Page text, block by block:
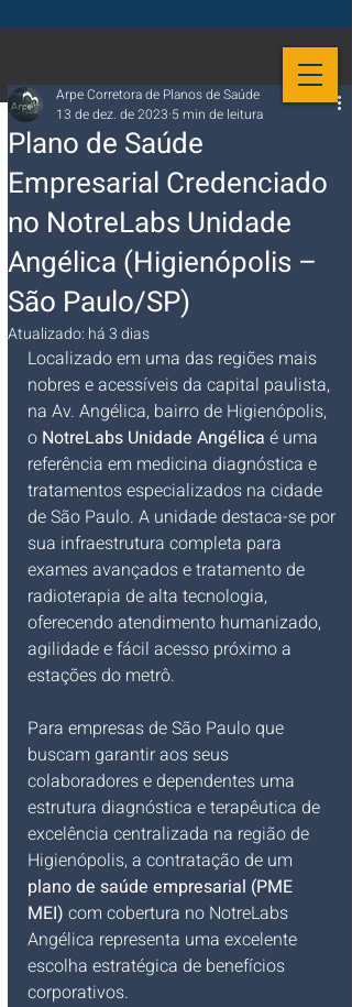
Plano de Saúde
Empresarial Credenciado
no NotreLabs Unidade
Angélica (Higienópolis –
São Paulo/SP)
Arpe Corretora de Planos de Saúde
13 de dez. de 2023 5 min de leitura
Atualizado: há 3 dias
Localizado em uma das regiões mais
nobres e acessíveis da capital paulista,
na Av. Angélica, bairro de Higienópolis,
o NotreLabs Unidade Angélica é uma
referência em medicina diagnóstica e
tratamentos especializados na cidade
de São Paulo. A unidade destaca-se por
sua infraestrutura completa para
exames avançados e tratamento de
radioterapia de alta tecnologia,
oferecendo atendimento humanizado,
agilidade e fácil acesso próximo a
estações do metrô.
Para empresas de São Paulo que
buscam garantir aos seus
colaboradores e dependentes uma
estrutura diagnóstica e terapêutica de
excelência centralizada na região de
Higienópolis, a contratação de um
plano de saúde empresarial (PME
MEI) com cobertura no NotreLabs
Angélica representa uma excelente
escolha estratégica de benefícios
corporativos.